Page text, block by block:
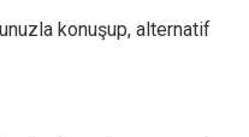
konuşup, alternatif